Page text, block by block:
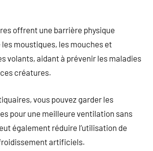
offrent une barrière physique
moustiques, les mouches et
volants, aidant à prévenir les maladies
créatures.
vous pouvez garder les
pour une meilleure ventilation sans
également réduire l’utilisation de
artificiels.